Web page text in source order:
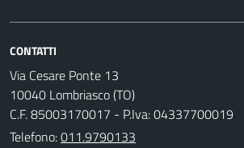
CONTATTI
Via Cesare Ponte 13
10040 Lombriasco (TO)
C.F. 85003170017 - P.Iva: 04337700019
Telefono:011.9790133